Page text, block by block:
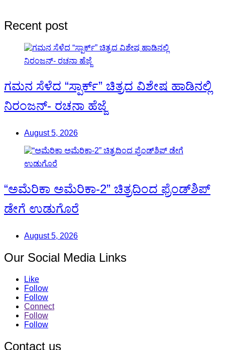
Recent post
ಗಮನ ಸೆಳೆದ “ಸ್ಪಾರ್ಕ್” ಚಿತ್ರದ ವಿಶೇಷ ಹಾಡಿನಲ್ಲಿ
ನಿರಂಜನ್- ರಚನಾ ಹೆಜ್ಜೆ
August 5, 2026
“ಅಮೆರಿಕಾ ಅಮೆರಿಕಾ-2” ಚಿತ್ರದಿಂದ ಫ್ರೆಂಡ್‍ಶಿಪ್
ಡೇಗೆ ಉಡುಗೊರೆ
August 5, 2026
Our Social Media Links
Like
Follow
Follow
Connect
Follow
Follow
Contact us